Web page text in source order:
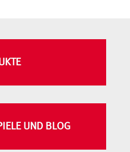
UND BLOG